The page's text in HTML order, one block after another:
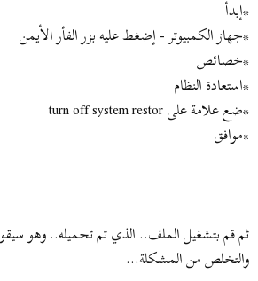
*إبدأ
*جهاز الكمبيوتر - إضغط عليه بزر الفأر الأيمن
*خصائص
*استعادة النظام
*ضع علامة على turn off system restor
*موافق
ثم قم بتشغيل الملف.. الذي تم تحميله.. وهو
والتخلص من المشكلة...